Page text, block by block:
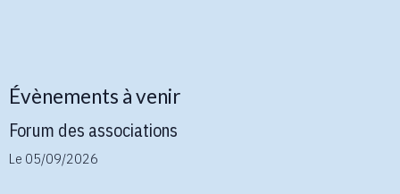
Évènements à venir
Forum des associations
Le 05/09/2026